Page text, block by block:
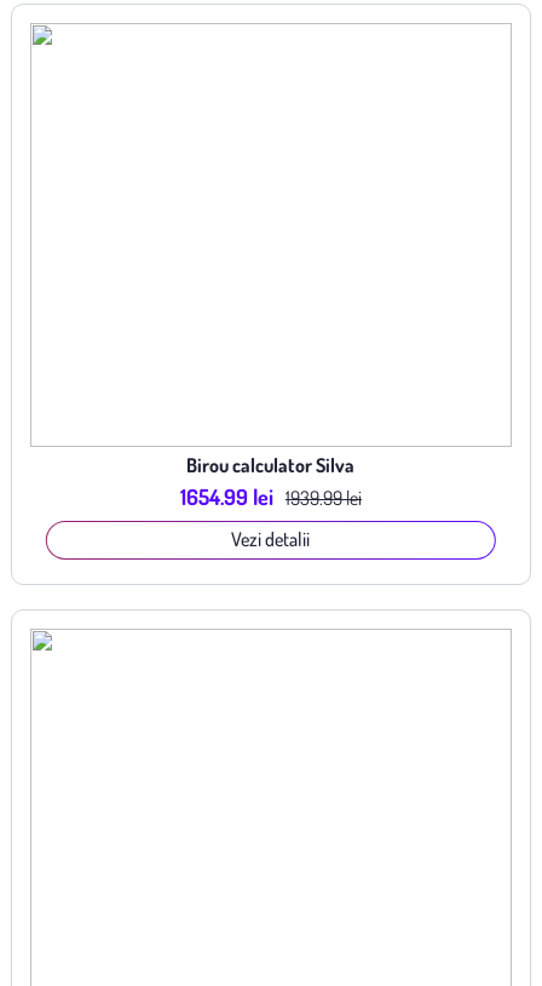
Birou calculator Silva
1939.99 lei
1654.99 lei
Vezi detalii